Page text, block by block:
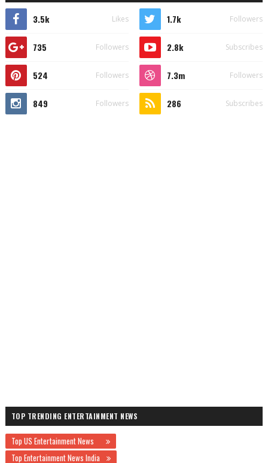
3.5k Likes 1.7k Followers
735 Followers 2.8k Subscribes
524 Followers 7.3m Followers
849 Followers 286 Subscribes
TOP TRENDING ENTERTAINMENT NEWS
Top US Entertainment News
Top Entertainment News India